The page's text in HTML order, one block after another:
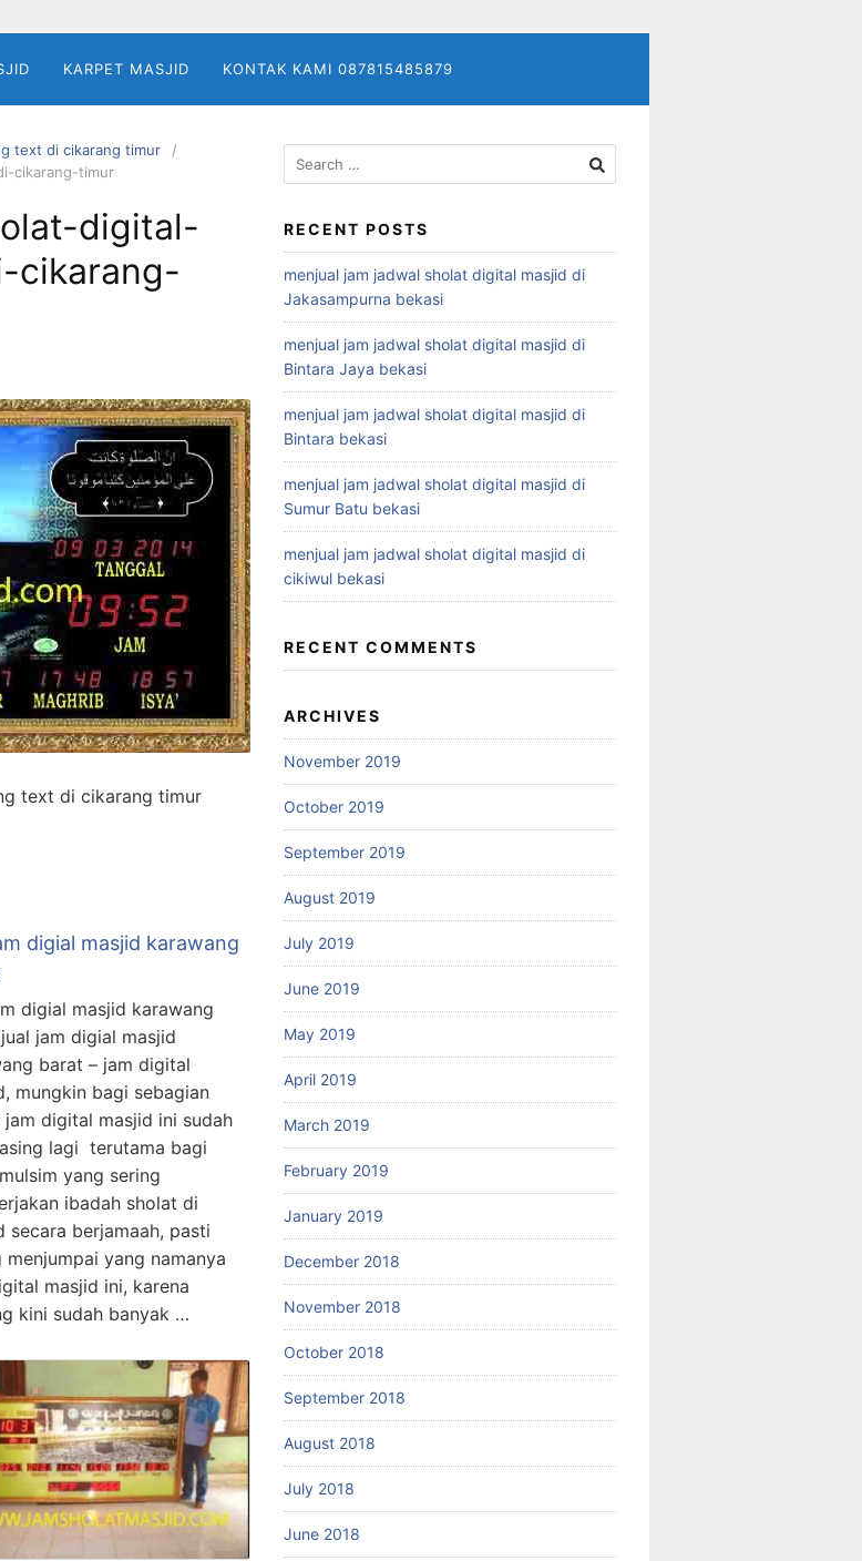
KARPET MASJID KONTAK KAMI 087815485879
text di cikarang timur
cikarang-timur
digital-
cikarang-
text di cikarang timur
digial masjid karawang
digial masjid karawang
jam digial masjid
barat – jam digital
mungkin bagi sebagian
jam digital masjid ini sudah
lagi terutama bagi
yang sering
ibadah sholat di
secara berjamaah, pasti
menjumpai yang namanya
masjid ini, karena
kini sudah banyak …
Search
for:
RECENT POSTS
menjual jam jadwal sholat digital masjid di
Jakasampurna bekasi
menjual jam jadwal sholat digital masjid di
Bintara Jaya bekasi
menjual jam jadwal sholat digital masjid di
Bintara bekasi
menjual jam jadwal sholat digital masjid di
Sumur Batu bekasi
menjual jam jadwal sholat digital masjid di
cikiwul bekasi
RECENT COMMENTS
ARCHIVES
November 2019
October 2019
September 2019
August 2019
July 2019
June 2019
May 2019
April 2019
March 2019
February 2019
January 2019
December 2018
November 2018
October 2018
September 2018
August 2018
July 2018
June 2018